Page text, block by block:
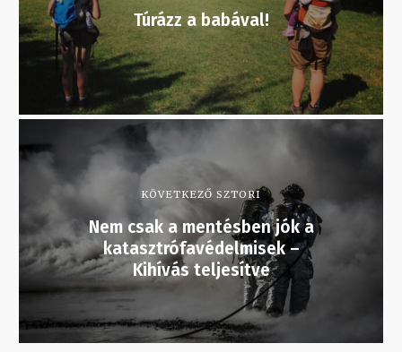
Túrázz a babával!
KÖVETKEZŐ SZTORI
Nem csak a mentésben jók a
katasztrófavédelmisek –
Kihívás teljesítve